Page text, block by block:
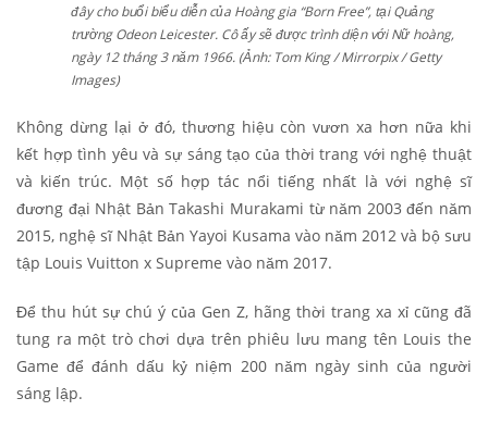
đây cho buổi biểu diễn của Hoàng gia “Born Free”, tại Quảng
trường Odeon Leicester. Cô ấy sẽ được trình diện với Nữ hoàng,
ngày 12 tháng 3 năm 1966. (Ảnh: Tom King / Mirrorpix / Getty
Images)
Không dừng lại ở đó, thương hiệu còn vươn xa hơn nữa khi
kết hợp tình yêu và sự sáng tạo của thời trang với nghệ thuật
và kiến ​​trúc. Một số hợp tác nổi tiếng nhất là với nghệ sĩ
đương đại Nhật Bản Takashi Murakami từ năm 2003 đến năm
2015, nghệ sĩ Nhật Bản Yayoi Kusama vào năm 2012 và bộ sưu
tập Louis Vuitton x Supreme vào năm 2017.
Để thu hút sự chú ý của Gen Z, hãng thời trang xa xỉ cũng đã
tung ra một trò chơi dựa trên phiêu lưu mang tên Louis the
Game để đánh dấu kỷ niệm 200 năm ngày sinh của người
sáng lập.